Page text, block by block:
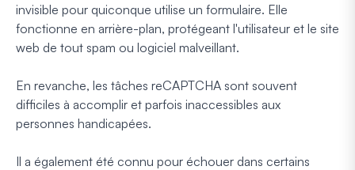
invisible pour quiconque utilise un formulaire. Elle
fonctionne en arrière-plan, protégeant l'utilisateur et le site
web de tout spam ou logiciel malveillant.
En revanche, les tâches reCAPTCHA sont souvent
difficiles à accomplir et parfois inaccessibles aux
personnes handicapées.
Il a également été connu pour échouer dans certains